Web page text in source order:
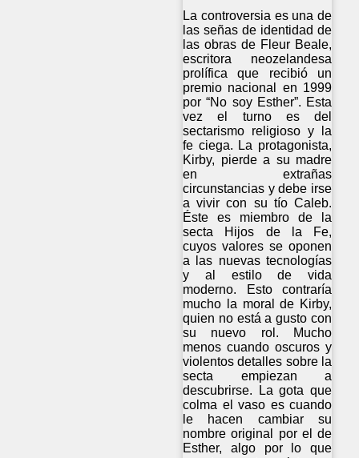
La controversia es una de
las señas de identidad de
las obras de Fleur Beale,
escritora neozelandesa
prolífica que recibió un
premio nacional en 1999
por “No soy Esther”. Esta
vez el turno es del
sectarismo religioso y la
fe ciega. La protagonista,
Kirby, pierde a su madre
en extrañas
circunstancias y debe irse
a vivir con su tío Caleb.
Éste es miembro de la
secta Hijos de la Fe,
cuyos valores se oponen
a las nuevas tecnologías
y al estilo de vida
moderno. Esto contraría
mucho la moral de Kirby,
quien no está a gusto con
su nuevo rol. Mucho
menos cuando oscuros y
violentos detalles sobre la
secta empiezan a
descubrirse. La gota que
colma el vaso es cuando
le hacen cambiar su
nombre original por el de
Esther, algo por lo que